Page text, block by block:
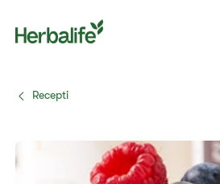
Recepti